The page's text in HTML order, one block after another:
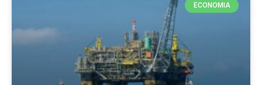
ECONOMIA